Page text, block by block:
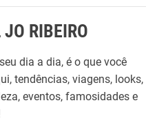
JO RIBEIRO
dia a dia, é o que você
tendências, viagens, looks,
eventos, famosidades e